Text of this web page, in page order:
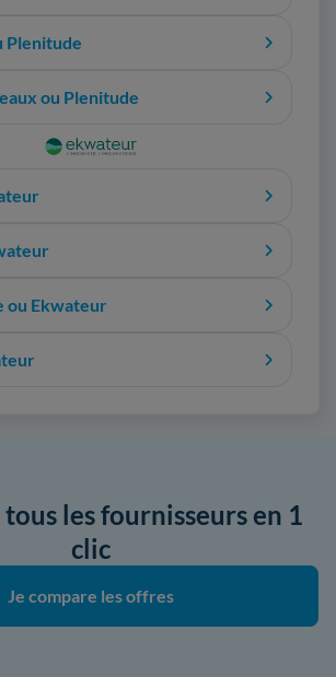
Plenitude
ou Plenitude
ou Ekwateur
les fournisseurs en 1
clic
Je compare les offres